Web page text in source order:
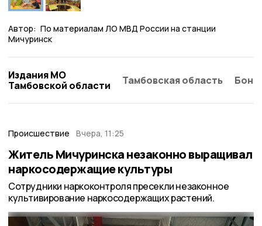
Автор: По материалам ЛО МВД России на станции
Мичуринск
Издания МО
Тамбовской области
Тамбовская область
Происшествие Вчера, 11:25
Житель Мичуринска незаконно выращивал
наркосодержащие культуры
Сотрудники наркоконтроля пресекли незаконное
культивирование наркосодержащих растений.